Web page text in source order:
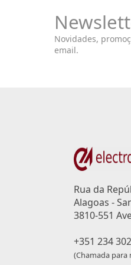
Novidades,
email.
Rua da
Alagoas -
3810-551
+351 234
(Chamada para